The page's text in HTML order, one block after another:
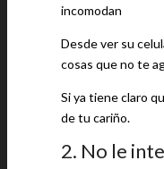
incomodan
Desde ver su
cosas que no te
Si ya tiene claro
de tu cariño.
2. No le